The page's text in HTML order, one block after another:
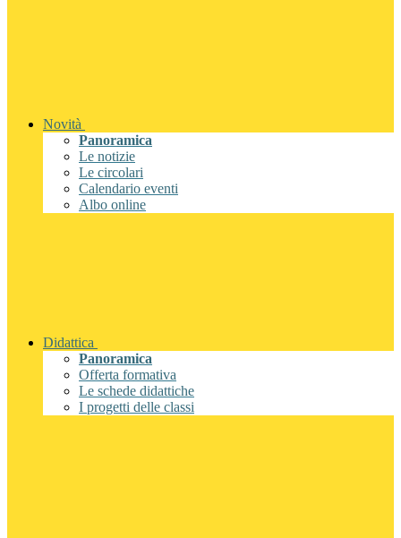
Novità
Panoramica
Le notizie
Le circolari
Calendario eventi
Albo online
Didattica
Panoramica
Offerta formativa
Le schede didattiche
I progetti delle classi